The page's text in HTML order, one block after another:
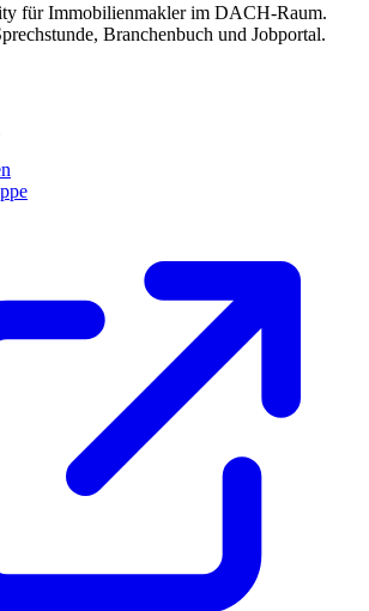
für Immobilienmakler im DACH-Raum.
Branchenbuch und Jobportal.